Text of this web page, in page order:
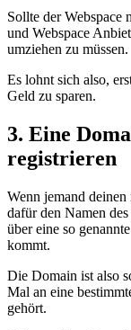
Sollte der Webspace
und Webspace
umziehen zu müssen.
Es lohnt sich also,
Geld zu sparen.
3. Eine
registrieren
Wenn jemand deinen
dafür den Namen
über eine so
kommt.
Die Domain ist also
Mal an eine
gehört.